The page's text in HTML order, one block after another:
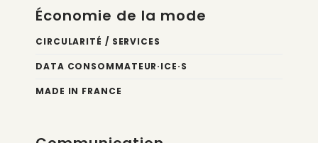
Économie de la mode
CIRCULARITÉ / SERVICES
DATA CONSOMMATEUR·ICE·S
MADE IN FRANCE